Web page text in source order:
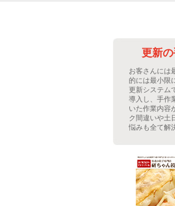
更新
お客さんには
的には最小限
更新システム
導入し、手作
いた作業内容
ク間違いや土
悩みも全て解